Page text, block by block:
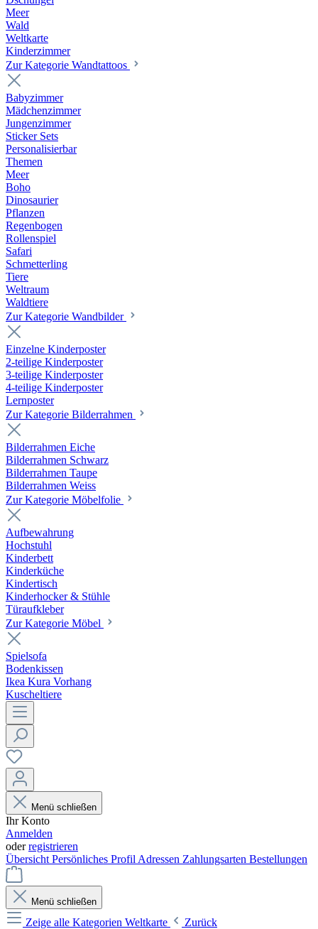
Meer
Wald
Weltkarte
Kinderzimmer
Zur Kategorie Wandtattoos
Babyzimmer
Mädchenzimmer
Jungenzimmer
Sticker Sets
Personalisierbar
Themen
Meer
Boho
Dinosaurier
Pflanzen
Regenbogen
Rollenspiel
Safari
Schmetterling
Tiere
Weltraum
Waldtiere
Zur Kategorie Wandbilder
Einzelne Kinderposter
2-teilige Kinderposter
3-teilige Kinderposter
4-teilige Kinderposter
Lernposter
Zur Kategorie Bilderrahmen
Bilderrahmen Eiche
Bilderrahmen Schwarz
Bilderrahmen Taupe
Bilderrahmen Weiss
Zur Kategorie Möbelfolie
Aufbewahrung
Hochstuhl
Kinderbett
Kinderküche
Kindertisch
Kinderhocker & Stühle
Türaufkleber
Zur Kategorie Möbel
Spielsofa
Bodenkissen
Ikea Kura Vorhang
Kuscheltiere
Menü schließen
Ihr Konto
Anmelden
oderregistrieren
Übersicht Persönliches Profil Adressen Zahlungsarten Bestellungen
Menü schließen
Zeige alle Kategorien Weltkarte
Zurück